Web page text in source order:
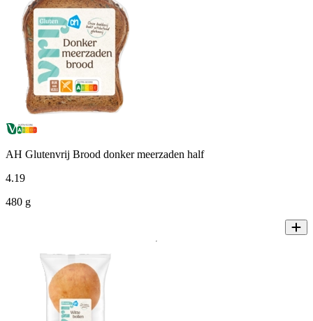
AH Glutenvrij Brood donker meerzaden half
4.19
480 g